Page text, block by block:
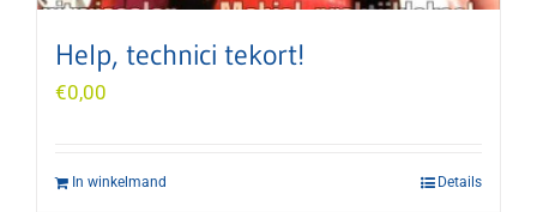
Help, technici tekort!
€0,00
In winkelmand Details